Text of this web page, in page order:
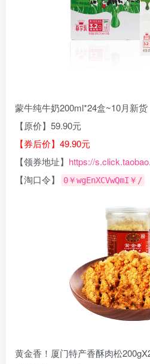
蒙牛纯牛奶200ml*24盒~10月新货
【原价】59.90元
【券后价】49.90元
【领券地址】 https://
【淘口令】
0￥wgEnXCVwQmI￥/
黄金香！厦门特产香酥肉松